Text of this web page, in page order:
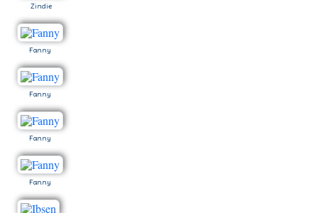
Zindie
Fanny
Fanny
Fanny
Fanny